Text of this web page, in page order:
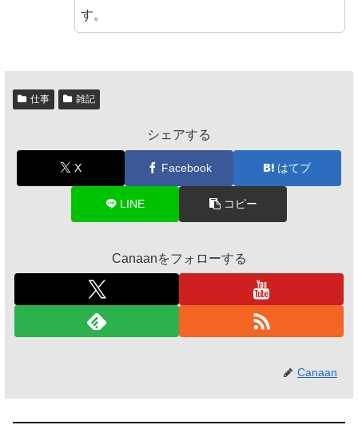
す。
仕事 雑記
シェアする
X Facebook はてブ
LINE コピー
Canaanをフォローする
Canaan